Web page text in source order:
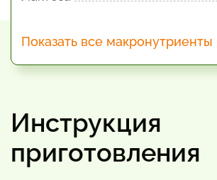
Показать все макронутриенты
Инструкция
приготовления